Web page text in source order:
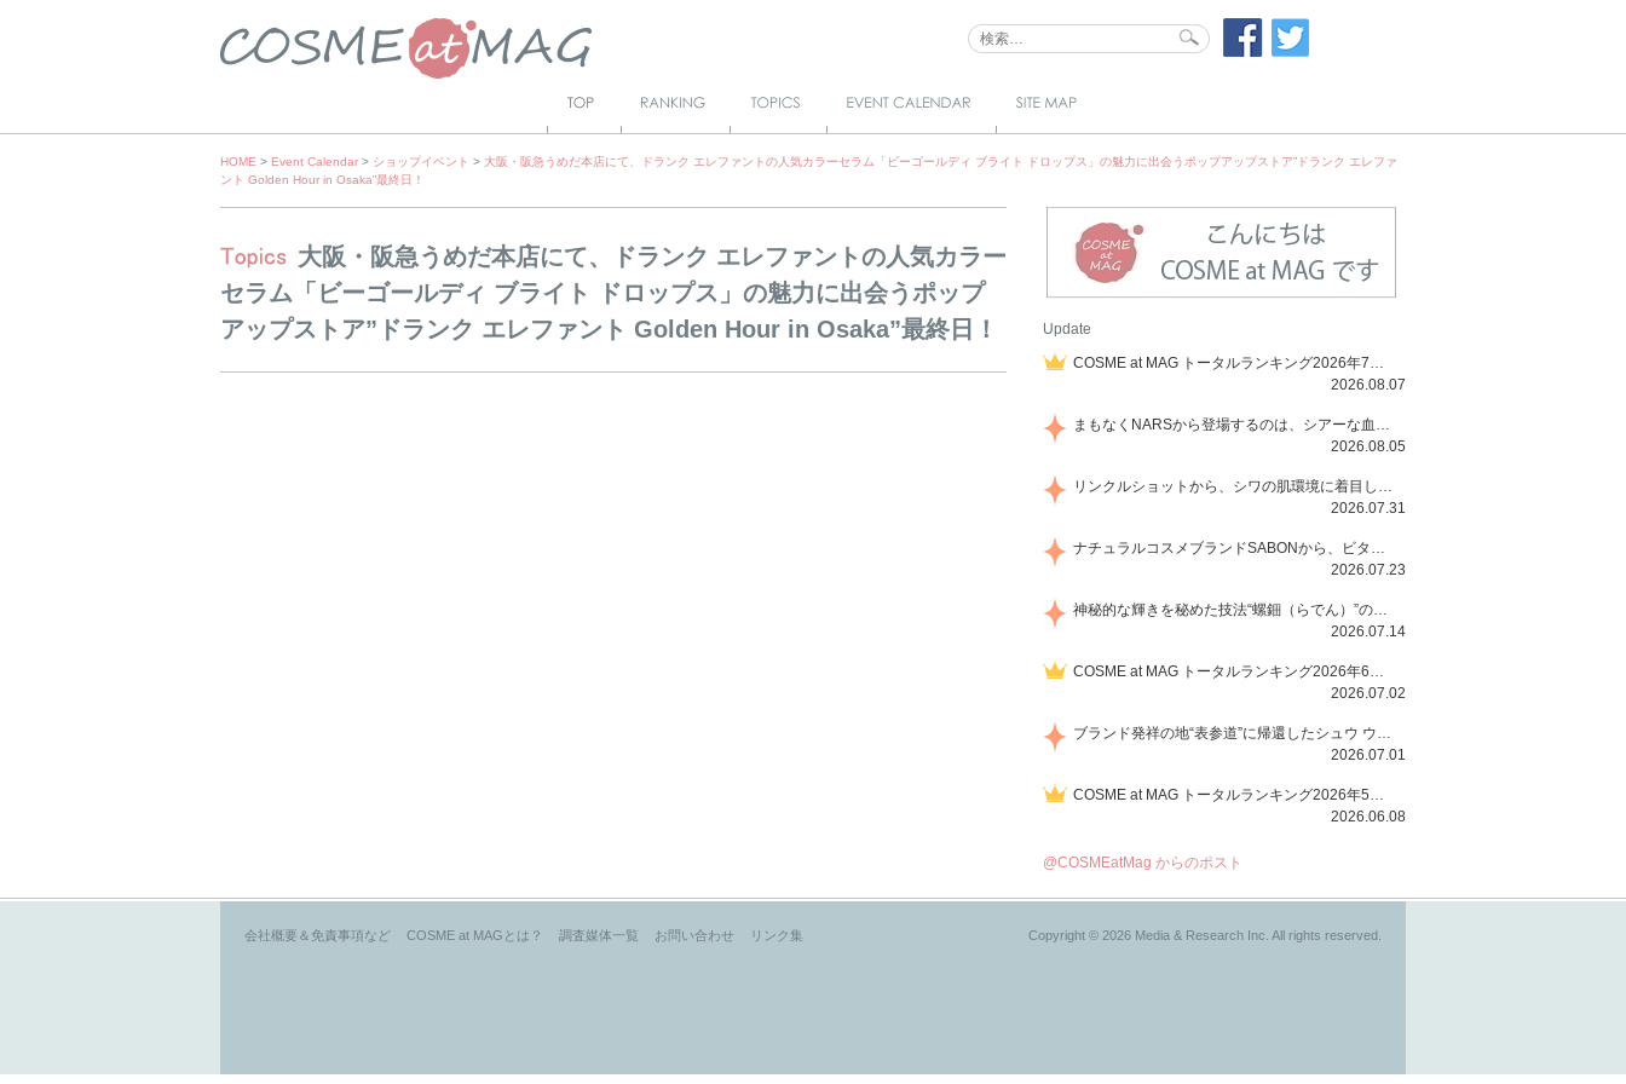
ップ
Skip
to
content
HOME > Event Calendar > ショップイベント > 大阪・阪急うめだ本店にて、ドランク エレファントの人気カラーセラム「ビーゴールディ ブライト ドロップス」の魅力に出会うポップアップストア”ドランク エレファ
ント Golden Hour in Osaka”最終日！
大阪・阪急うめだ本店にて、ドランク エレファントの人気カラー
セラム「ビーゴールディ ブライト ドロップス」の魅力に出会うポップ
アップストア”ドランク エレファント Golden Hour in Osaka”最終日！
Update
COSME at MAG トータルランキング2026年7月号
2026.08.07
まもなくNARSから登場するのは、シアーな血色感と高揚感が魅力の新作リキッドブラッシュ「インセイシャブル リキッドブラッシュ」と、ゴールデンアワーに染まる空にインスピレーションを得た「アフターグロー リップシャイン」の新色！夏をハックして！
2026.08.05
リンクルショットから、シワの肌環境に着目した初のローションとナイトクリームが登場！デイリーケアで、シワ特有の肌環境を改善し、シワが目立たない肌へと導きます。
2026.07.31
ナチュラルコスメブランドSABONから、ビタミンC配合のビタミンスムージーマスク「ラディアンスマスク」と、ペパーミントにオーガニックハーブを凝縮したジェルの涼感トリートメント美容液「スカルプセラム リフレッシング」が登場！日々のデイリーケアで、過酷な猛暑で疲れた肌や頭皮をサポート、心地よくリフレッシュし、優しく肌を整えます。
2026.07.23
神秘的な輝きを秘めた技法“螺鈿（らでん）”の多彩で多様な煌めきに着想を得たSUQQUの2026 秋 カラーコレクションから登場するのは、艶然と輝くアイシャドウや偏光パールを配したフェイスカラー、繊細なパールの煌めくネイル、そしてそれらを際立てる“朧げな艶”を秘めた新リクイドリップ「ブラー リクイド リップ」。強さを秘めたまろやかな洗練の表情に。
2026.07.14
COSME at MAG トータルランキング2026年6月号
2026.07.02
ブランド発祥の地“表参道”に帰還したシュウ ウエムラから、“骨格美“を叶えるクレヨンタイプのフェイスカラー「スカルプト クレヨン」と、ブランド初のリノベーションで進化した名品アイブロウ「ハード フォーミュラ ハード 10」が登場！
2026.07.01
COSME at MAG トータルランキング2026年5月号
2026.06.08
@COSMEatMag からのポスト
会社概要＆免責事項など COSME at MAGとは？ 調査媒体一覧 お問い合わせ リンク集 Copyright © 2026 Media & Research Inc. All rights reserved.